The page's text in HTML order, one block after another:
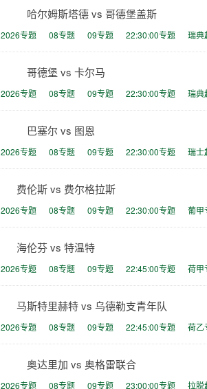
哈尔姆斯塔德 vs 哥德堡盖斯
2026专题 08专题 09专题 22:30:00专题 瑞典
哥德堡 vs 卡尔马
2026专题 08专题 09专题 22:30:00专题 瑞典
巴塞尔 vs 图恩
2026专题 08专题 09专题 22:30:00专题 瑞士
费伦斯 vs 费尔格拉斯
2026专题 08专题 09专题 22:30:00专题 葡甲
海伦芬 vs 特温特
2026专题 08专题 09专题 22:45:00专题 荷甲
马斯特里赫特 vs 乌德勒支青年队
2026专题 08专题 09专题 22:45:00专题 荷乙
奥达里加 vs 奥格雷联合
2026专题 08专题 09专题 23:00:00专题 拉脱